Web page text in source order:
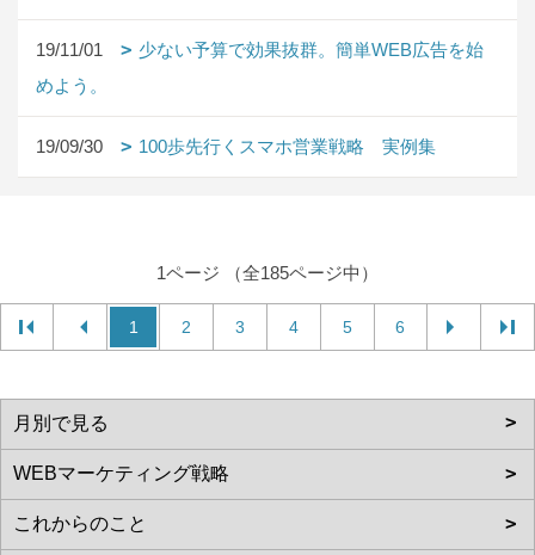
19/11/01
少ない予算で効果抜群。簡単WEB広告を始
めよう。
19/09/30 100歩先行くスマホ営業戦略 実例集
1ページ （全185ページ中）
1 2 3 4 5 6